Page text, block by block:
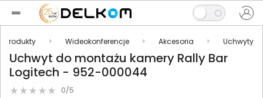
Produkty Wideokonferencje Akcesoria Uchwyty
Uchwyt do montażu kamery Rally Bar
Logitech - 952-000044
0/5